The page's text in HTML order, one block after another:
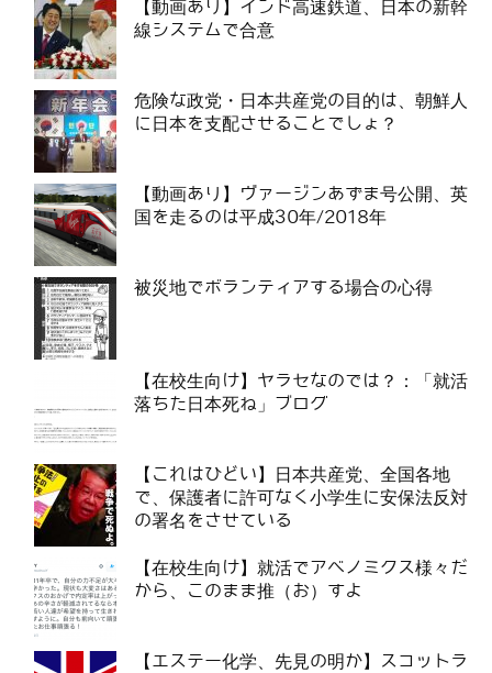
【動画あり】インド高速鉄道、日本の新幹
線システムで合意
危険な政党・日本共産党の目的は、朝鮮人
に日本を支配させることでしょ？
【動画あり】ヴァージンあずま号公開、英
国を走るのは平成30年/2018年
被災地でボランティアする場合の心得
【在校生向け】ヤラセなのでは？：「就活
落ちた日本死ね」ブログ
【これはひどい】日本共産党、全国各地
で、保護者に許可なく小学生に安保法反対
の署名をさせている
【在校生向け】就活でアベノミクス様々だ
から、このまま推（お）すよ
【エステー化学、先見の明か】スコットラ